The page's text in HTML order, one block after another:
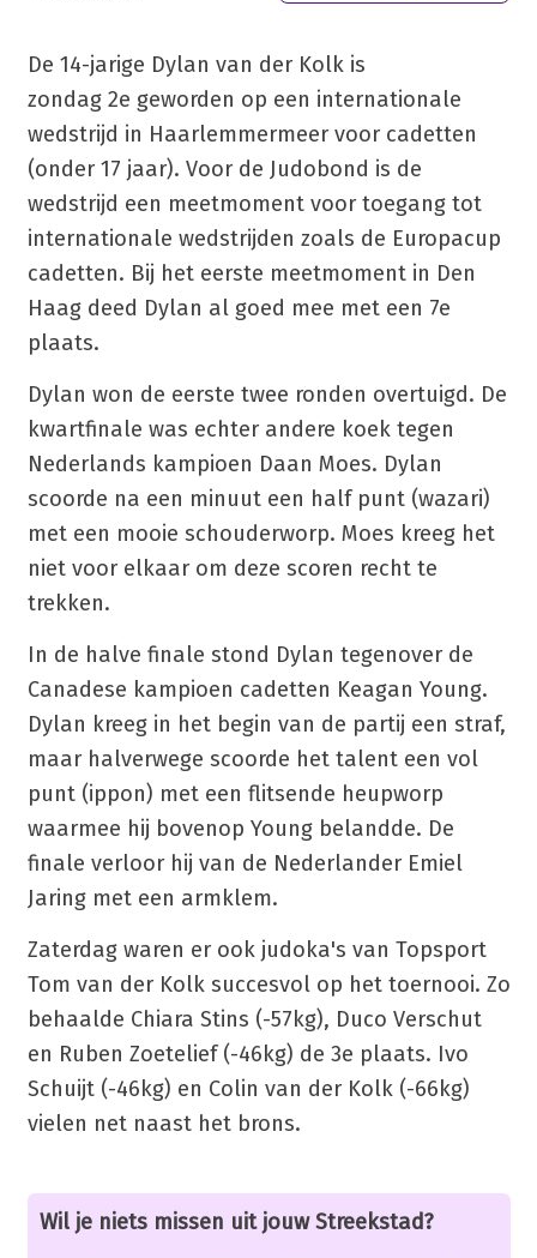
De 14-jarige Dylan van der Kolk is
zondag 2e geworden op een internationale
wedstrijd in Haarlemmermeer voor cadetten
(onder 17 jaar). Voor de Judobond is de
wedstrijd een meetmoment voor toegang tot
internationale wedstrijden zoals de Europacup
cadetten. Bij het eerste meetmoment in Den
Haag deed Dylan al goed mee met een 7e
plaats.
Dylan won de eerste twee ronden overtuigd. De
kwartfinale was echter andere koek tegen
Nederlands kampioen Daan Moes. Dylan
scoorde na een minuut een half punt (wazari)
met een mooie schouderworp. Moes kreeg het
niet voor elkaar om deze scoren recht te
trekken.
In de halve finale stond Dylan tegenover de
Canadese kampioen cadetten Keagan Young.
Dylan kreeg in het begin van de partij een straf,
maar halverwege scoorde het talent een vol
punt (ippon) met een flitsende heupworp
waarmee hij bovenop Young belandde. De
finale verloor hij van de Nederlander Emiel
Jaring met een armklem.
Zaterdag waren er ook judoka's van Topsport
Tom van der Kolk succesvol op het toernooi. Zo
behaalde Chiara Stins (-57kg), Duco Verschut
en Ruben Zoetelief (-46kg) de 3e plaats. Ivo
Schuijt (-46kg) en Colin van der Kolk (-66kg)
vielen net naast het brons.
Wil je niets missen uit jouw Streekstad?